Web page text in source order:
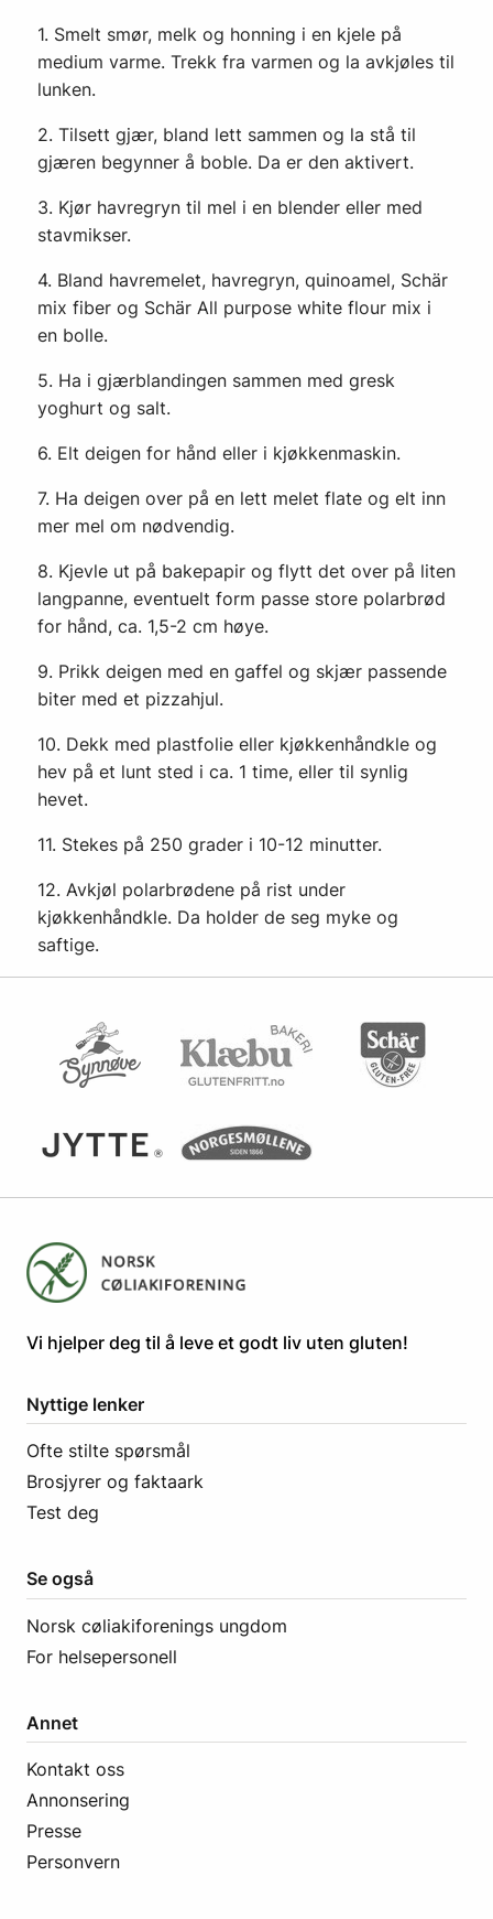
1. Smelt smør, melk og honning i en kjele på
medium varme. Trekk fra varmen og la avkjøles til
lunken.
2. Tilsett gjær, bland lett sammen og la stå til
gjæren begynner å boble. Da er den aktivert.
3. Kjør havregryn til mel i en blender eller med
stavmikser.
4. Bland havremelet, havregryn, quinoamel, Schär
mix fiber og Schär All purpose white flour mix i
en bolle.
5. Ha i gjærblandingen sammen med gresk
yoghurt og salt.
6. Elt deigen for hånd eller i kjøkkenmaskin.
7. Ha deigen over på en lett melet flate og elt inn
mer mel om nødvendig.
8. Kjevle ut på bakepapir og flytt det over på liten
langpanne, eventuelt form passe store polarbrød
for hånd, ca. 1,5-2 cm høye.
9. Prikk deigen med en gaffel og skjær passende
biter med et pizzahjul.
10. Dekk med plastfolie eller kjøkkenhåndkle og
hev på et lunt sted i ca. 1 time, eller til synlig
hevet.
11. Stekes på 250 grader i 10-12 minutter.
12. Avkjøl polarbrødene på rist under
kjøkkenhåndkle. Da holder de seg myke og
saftige.
​​​​Vi hjelper deg til å leve et godt liv uten gluten! ​
Nyttige lenker
Ofte stilte spørsmål
Brosjyrer og faktaark
Test deg
Se også
Norsk cøliakiforenings ungdom
For helsepersonell
Annet
Kontakt oss
Annonsering
Presse
Personvern